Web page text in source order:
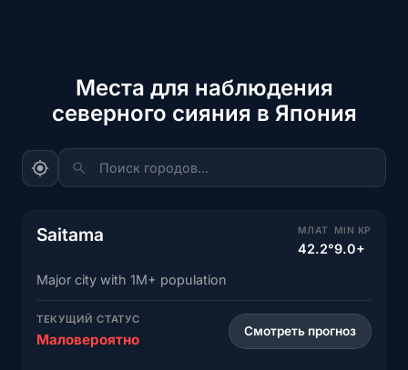
Места для наблюдения
северного сияния в Япония
Поиск городов...
Saitama МЛАТ
42.2°
MIN KP
9.0+
Major city with 1M+ population
ТЕКУЩИЙ СТАТУС
Маловероятно Смотреть прогноз